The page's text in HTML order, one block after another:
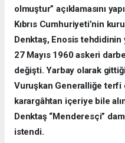
olmuştur” açıklamasını
Kıbrıs Cumhuriyeti’nin
Denktaş, Enosis
27 Mayıs 1960 askeri
değişti. Yarbay olarak
Vuruşkan Generalliğe terfi
karargâhtan içeriye bile
Denktaş “Menderesçi”
istendi.